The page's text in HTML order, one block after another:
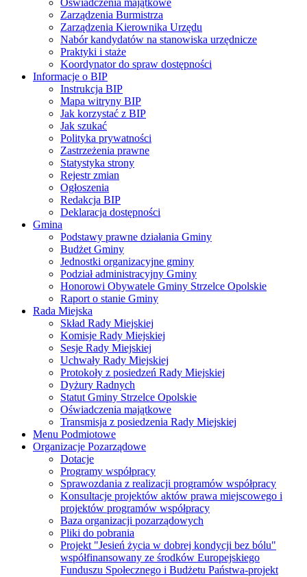
Oświadczenia majątkowe
Zarządzenia Burmistrza
Zarządzenia Kierownika Urzędu
Nabór kandydatów na stanowiska urzędnicze
Praktyki i staże
Koordynator do spraw dostępności
Informacje o BIP
Instrukcja BIP
Mapa witryny BIP
Jak korzystać z BIP
Jak szukać
Polityka prywatności
Zastrzeżenia prawne
Statystyka strony
Rejestr zmian
Ogłoszenia
Redakcja BIP
Deklaracja dostępności
Gmina
Podstawy prawne działania Gminy
Budżet Gminy
Jednostki organizacyjne gminy
Podział administracyjny Gminy
Honorowi Obywatele Gminy Strzelce Opolskie
Raport o stanie Gminy
Rada Miejska
Skład Rady Miejskiej
Komisje Rady Miejskiej
Sesje Rady Miejskiej
Uchwały Rady Miejskiej
Protokoły z posiedzeń Rady Miejskiej
Dyżury Radnych
Statut Gminy Strzelce Opolskie
Oświadczenia majątkowe
Transmisja z posiedzenia Rady Miejskiej
Menu Podmiotowe
Organizacje Pozarządowe
Dotacje
Programy współpracy
Sprawozdania z realizacji programów współpracy
Konsultacje projektów aktów prawa miejscowego i
projektów programów współpracy
Baza organizacji pozarządowych
Pliki do pobrania
Projekt "Jesień życia w dobrej kondycji bez bólu"
współfinansowany ze środków Europejskiego
Funduszu Społecznego i Budżetu Państwa-projekt